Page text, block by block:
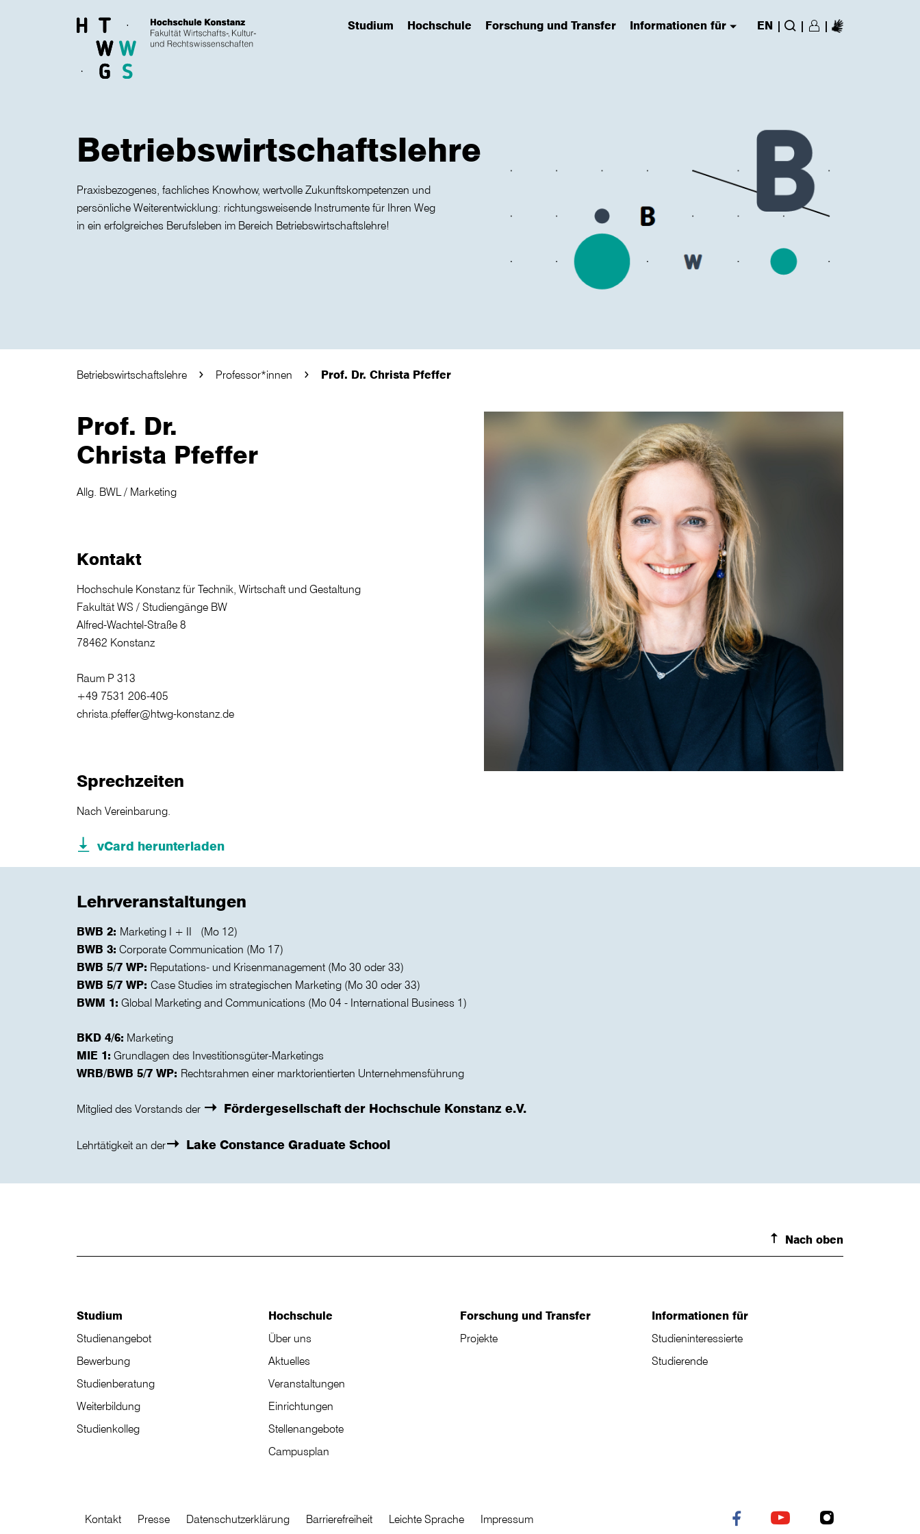
Studium
(has submenu)Hochschule
(has submenu)Forschung und Transfer
(has submenu) Informationen für
(has submenu) EN | Suche
| Login/Register
|
Betriebswirtschaftslehre
Praxisbezogenes, fachliches Knowhow, wertvolle Zukunftskompetenzen und
persönliche Weiterentwicklung: richtungsweisende Instrumente für Ihren Weg
in ein erfolgreiches Berufsleben im Bereich Betriebswirtschaftslehre!
Betriebswirtschaftslehre Professor*innen Prof. Dr. Christa Pfeffer
Prof. Dr.
Christa Pfeffer
Allg. BWL / Marketing
Kontakt
Hochschule Konstanz für Technik, Wirtschaft und Gestaltung
Fakultät WS / Studiengänge BW
Alfred-Wachtel-Straße 8
78462 Konstanz
Raum P 313
+49 7531 206-405
christa.pfeffer@htwg-konstanz.de
Sprechzeiten
Nach Vereinbarung.
vCard herunterladen
Lehrveranstaltungen
BWB 2: Marketing I + II (Mo 12)
BWB 3: Corporate Communication (Mo 17)
BWB 5/7 WP: Reputations- und Krisenmanagement (Mo 30 oder 33)
BWB 5/7 WP: Case Studies im strategischen Marketing (Mo 30 oder 33)
BWM 1: Global Marketing and Communications (Mo 04 - International Business 1)
BKD 4/6: Marketing
MIE 1: Grundlagen des Investitionsgüter-Marketings
WRB/BWB 5/7 WP: Rechtsrahmen einer marktorientierten Unternehmensführung
Mitglied des Vorstands der Fördergesellschaft der Hochschule Konstanz e.V.
Lehrtätigkeit an der Lake Constance Graduate School
Nach oben
Studium
Studienangebot
Bewerbung
Studienberatung
Weiterbildung
Studienkolleg
Hochschule
Über uns
Aktuelles
Veranstaltungen
Einrichtungen
Stellenangebote
Campusplan
Forschung und Transfer
Projekte
Informationen für
Studieninteressierte
Studierende
Kontakt Presse Datenschutzerklärung Barrierefreiheit Leichte Sprache Impressum